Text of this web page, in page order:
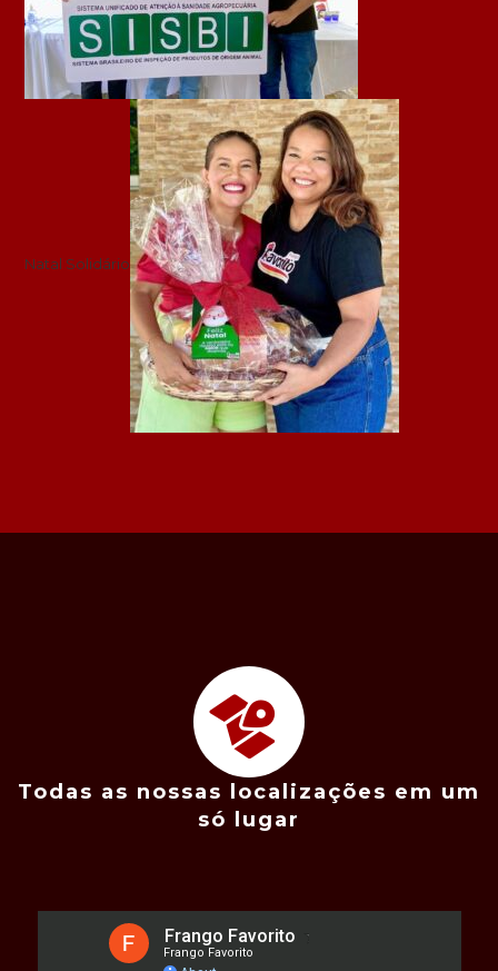
Natal Solidário
Todas as nossas localizações em um
só lugar